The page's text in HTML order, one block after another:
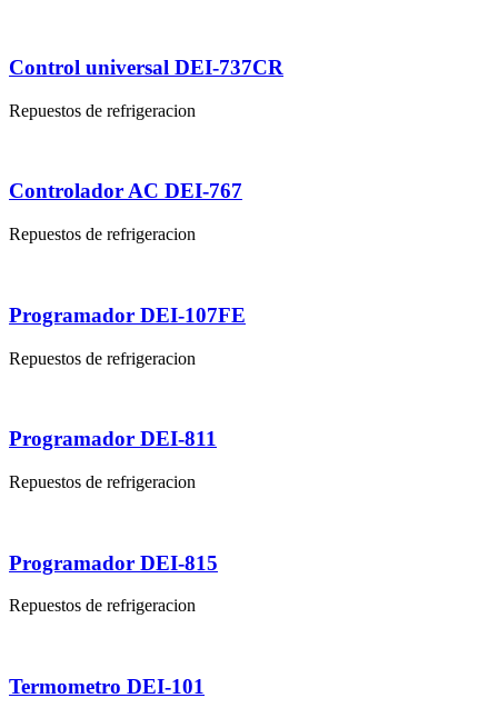
Control universal DEI-737CR
Repuestos de refrigeracion
Controlador AC DEI-767
Repuestos de refrigeracion
Programador DEI-107FE
Repuestos de refrigeracion
Programador DEI-811
Repuestos de refrigeracion
Programador DEI-815
Repuestos de refrigeracion
Termometro DEI-101